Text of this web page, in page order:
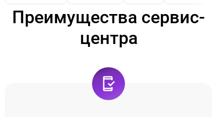
Преимущества сервис-
центра